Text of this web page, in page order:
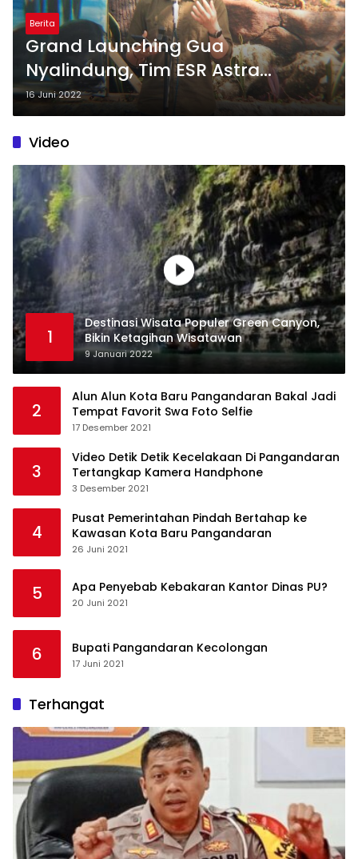
Berita
Grand Launching Gua
Nyalindung, Tim ESR Astra
Internasional Akan Mengajak
Kemenparekraf Berkunjung
16 Juni 2022
Video
1
Destinasi Wisata Populer Green Canyon,
Bikin Ketagihan Wisatawan
9 Januari 2022
2
Alun Alun Kota Baru Pangandaran Bakal Jadi
Tempat Favorit Swa Foto Selfie
17 Desember 2021
3
Video Detik Detik Kecelakaan Di Pangandaran
Tertangkap Kamera Handphone
3 Desember 2021
4
Pusat Pemerintahan Pindah Bertahap ke
Kawasan Kota Baru Pangandaran
26 Juni 2021
5 Apa Penyebab Kebakaran Kantor Dinas PU?
20 Juni 2021
6 Bupati Pangandaran Kecolongan
17 Juni 2021
Terhangat